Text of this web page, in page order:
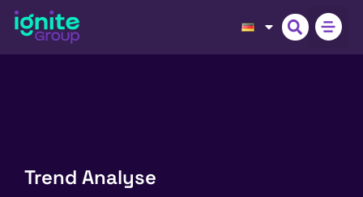
Trend Analyse